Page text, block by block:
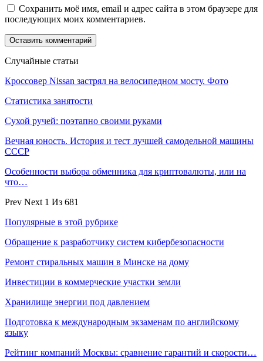
Сохранить моё имя, email и адрес сайта в этом браузере для
последующих моих комментариев.
Случайные статьи
Кроссовер Nissan застрял на велосипедном мосту. Фото
Статистика занятости
Сухой ручей: поэтапно своими руками
Вечная юность. История и тест лучшей самодельной машины
СССР
Особенности выбора обменника для криптовалюты, или на
что…
Prev Next 1 Из 681
Популярные в этой рубрике
Обращение к разработчику систем кибербезопасности
Ремонт стиральных машин в Минске на дому
Инвестиции в коммерческие участки земли
Хранилище энергии под давлением
Подготовка к международным экзаменам по английскому
языку
Рейтинг компаний Москвы: сравнение гарантий и скорости…